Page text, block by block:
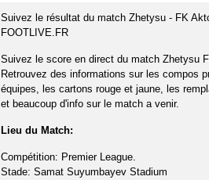
Suivez le résultat du match Zhetysu - FK
FOOTLIVE.FR
Suivez le score en direct du match Zhetysu
Retrouvez des informations sur les compos
équipes, les cartons rouge et jaune, les
et beaucoup d'info sur le match a venir.
Lieu du Match:
Compétition: Premier League.
Stade: Samat Suyumbayev Stadium